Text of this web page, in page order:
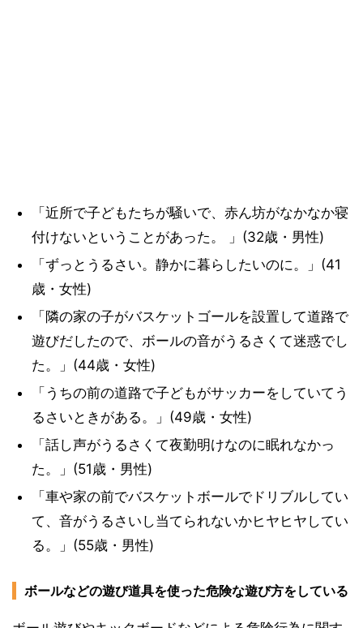
「近所で子どもたちが騒いで、赤ん坊がなかなか寝
付けないということがあった。 」(32歳・男性)
「ずっとうるさい。静かに暮らしたいのに。」(41
歳・女性)
「隣の家の子がバスケットゴールを設置して道路で
遊びだしたので、ボールの音がうるさくて迷惑でし
た。」(44歳・女性)
「うちの前の道路で子どもがサッカーをしていてう
るさいときがある。」(49歳・女性)
「話し声がうるさくて夜勤明けなのに眠れなかっ
た。」(51歳・男性)
「車や家の前でバスケットボールでドリブルしてい
て、音がうるさいし当てられないかヒヤヒヤしてい
る。」(55歳・男性)
ボールなどの遊び道具を使った危険な遊び方をしている